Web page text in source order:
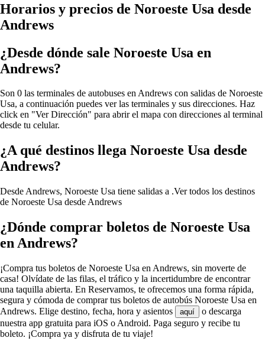
Horarios y precios de Noroeste Usa desde
Andrews
¿Desde dónde sale Noroeste Usa en
Andrews?
Son 0 las terminales de autobuses en Andrews con salidas de Noroeste
Usa, a continuación puedes ver las terminales y sus direcciones. Haz
click en "Ver Dirección" para abrir el mapa con direcciones al terminal
desde tu celular.
¿A qué destinos llega Noroeste Usa desde
Andrews?
Desde Andrews, Noroeste Usa tiene salidas a .Ver todos los destinos
de Noroeste Usa desde Andrews
¿Dónde comprar boletos de Noroeste Usa
en Andrews?
¡Compra tus boletos de Noroeste Usa en Andrews, sin moverte de
casa! Olvídate de las filas, el tráfico y la incertidumbre de encontrar
una taquilla abierta. En Reservamos, te ofrecemos una forma rápida,
segura y cómoda de comprar tus boletos de autobús Noroeste Usa en
Andrews. Elige destino, fecha, hora y asientos
aquí
o descarga
nuestra app gratuita para iOS o Android. Paga seguro y recibe tu
boleto. ¡Compra ya y disfruta de tu viaje!